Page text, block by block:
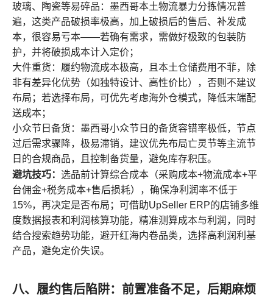
玻璃、陶瓷等易碎品：墨西哥本土物流暴力分拣情况普
遍，这类产品破损率极高，加上破损后的售后、补发成
本，很容易亏本——若确有需求，需做好极致的包装防
护，并将破损成本计入定价；
大件重货：履约物流成本极高，且本土仓储费用不菲，除
非有差异化优势（如独特设计、高性价比），否则不建议
布局；若选择布局，可优先考虑海外仓模式，降低末端配
送成本；
小众节日备货：墨西哥小众节日的备货容错率极低，节点
过后需求骤降，极易滞销，建议优先布局亡灵节等主流节
日的合规商品，且控制备货量，避免库存积压。
避坑技巧：
选品前计算综合成本（采购成本+物流成本+平
台佣金+税务成本+售后损耗），确保净利润率不低于
15%，再决定是否布局；可借助UpSeller ERP的店铺多维
度数据报表和利润核算功能，精准测算成本与利润，同时
结合搜索趋势功能，避开红海内卷品类，选择高利润利基
产品，避免定价失误。
八、履约售后陷阱：前置准备不足，后期麻烦